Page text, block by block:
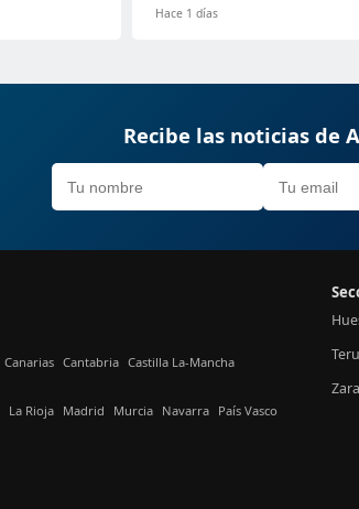
Hace 1 días
Recibe las noticias de
Canarias Cantabria Castilla La-Mancha
La Rioja Madrid Murcia Navarra País Vasco